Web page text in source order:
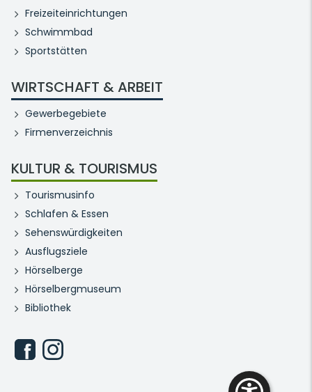
Freizeiteinrichtungen
Schwimmbad
Sportstätten
WIRTSCHAFT & ARBEIT
Gewerbegebiete
Firmenverzeichnis
KULTUR & TOURISMUS
Tourismusinfo
Schlafen & Essen
Sehenswürdigkeiten
Ausflugsziele
Hörselberge
Hörselbergmuseum
Bibliothek